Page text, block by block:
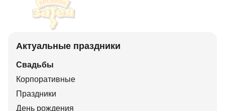
Актуальные праздники
Свадьбы
Корпоративные
Праздники
День рождения